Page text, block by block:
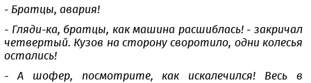
- Братцы, авария!
- Гляди-ка, братцы, как машина расшиблась! - закричал
четвертый. Кузов на сторону своротило, одни колесья
остались!
- А шофер, посмотрите, как искалечился! Весь в